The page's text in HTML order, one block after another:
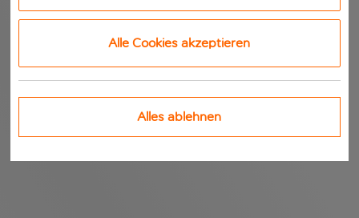
Alle Cookies akzeptieren
Alles ablehnen